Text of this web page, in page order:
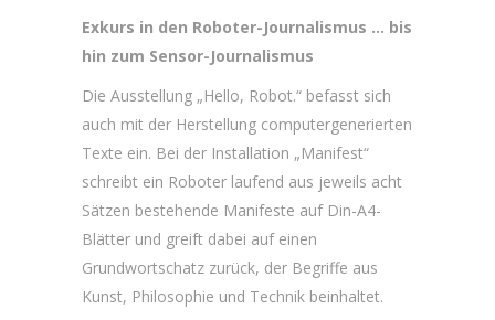
Exkurs in den Roboter-Journalismus … bis
hin zum Sensor-Journalismus
Die Ausstellung „Hello, Robot.“ befasst sich
auch mit der Herstellung computergenerierten
Texte ein. Bei der Installation „Manifest“
schreibt ein Roboter laufend aus jeweils acht
Sätzen bestehende Manifeste auf Din-A4-
Blätter und greift dabei auf einen
Grundwortschatz zurück, der Begriffe aus
Kunst, Philosophie und Technik beinhaltet.